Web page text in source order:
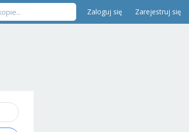
Zaloguj się Zarejestruj się